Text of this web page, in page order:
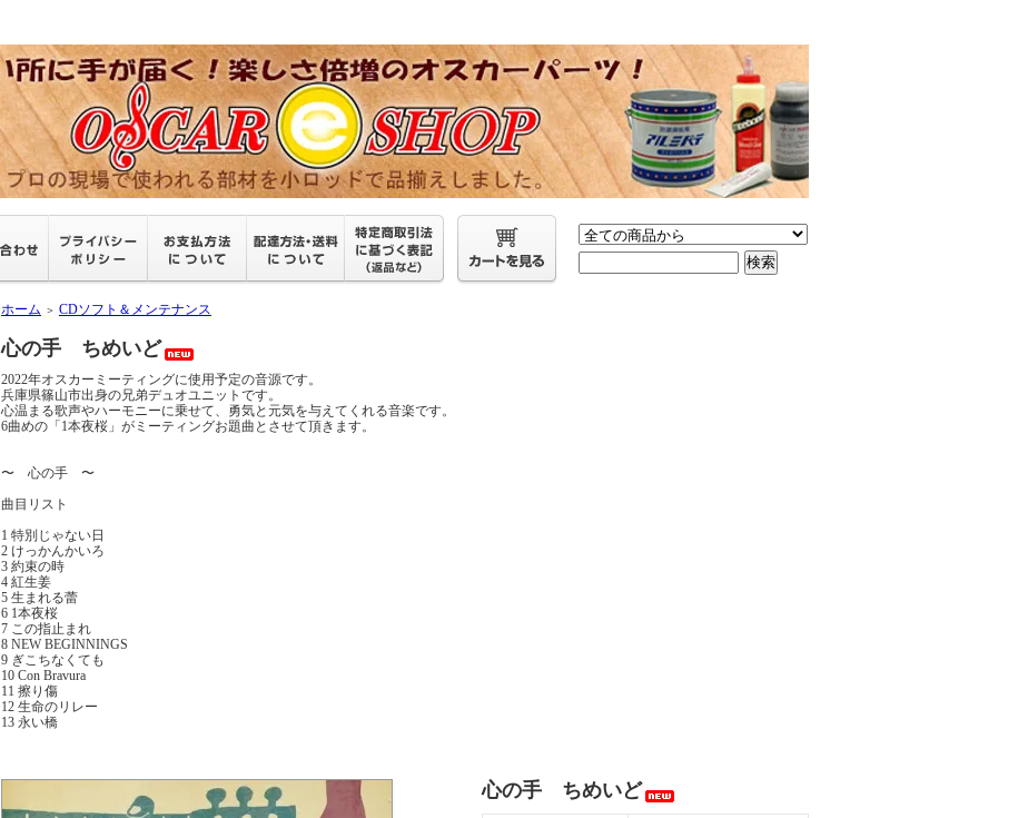
ホーム ＞ CDソフト＆メンテナンス
心の手 ちめいど
2022年オスカーミーティングに使用予定の音源です。
兵庫県篠山市出身の兄弟デュオユニットです。
心温まる歌声やハーモニーに乗せて、勇気と元気を与えてくれる音楽です。
6曲めの「1本夜桜」がミーティングお題曲とさせて頂きます。
〜 心の手 〜
曲目リスト
1 特別じゃない日
2 けっかんかいろ
3 約束の時
4 紅生姜
5 生まれる蕾
6 1本夜桜
7 この指止まれ
8 NEW BEGINNINGS
9 ぎこちなくても
10 Con Bravura
11 擦り傷
12 生命のリレー
13 永い橋
心の手 ちめいど